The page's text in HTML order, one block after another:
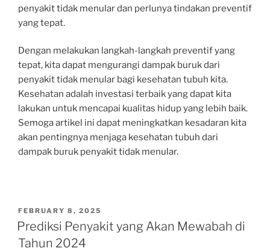
penyakit tidak menular dan perlunya tindakan preventif
yang tepat.
Dengan melakukan langkah-langkah preventif yang
tepat, kita dapat mengurangi dampak buruk dari
penyakit tidak menular bagi kesehatan tubuh kita.
Kesehatan adalah investasi terbaik yang dapat kita
lakukan untuk mencapai kualitas hidup yang lebih baik.
Semoga artikel ini dapat meningkatkan kesadaran kita
akan pentingnya menjaga kesehatan tubuh dari
dampak buruk penyakit tidak menular.
POSTED
ON
FEBRUARY 8, 2025
Prediksi Penyakit yang Akan Mewabah di
Tahun 2024